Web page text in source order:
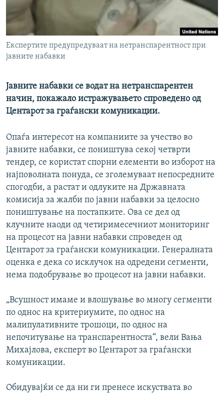
РСЕ веб страници
Експертите предупредуваат на нетранспарентност при
јавните набавки
Јавните набавки се водат на нетранспарентен
начин, покажало истражувањето спроведено од
Центарот за граѓански комуникации.
Опаѓа интересот на компаниите за учество во
јавните набавки, се поништува секој четврти
тендер, се користат спорни елементи во изборот на
најповолната понуда, се зголемуваат непосредните
спогодби, а растат и одлуките на Државната
комисија за жалби по јавни набавки за целосно
поништување на постапките. Овa се дел од
клучните наоди од четиримесечниот мониторинг
на процесот на јавни набавки спроведен од
Центарот за граѓански комуникации. Генералната
оценка е дека со исклучок на одредени сегменти,
нема подобрување во процесот на јавни набавки.
„Всушност имаме и влошување во многу сегменти
по однос на критериумите, по однос на
малипулативните трошоци, по однос на
непочитување на транспарентноста“, вели Вања
Михајлова, експерт во Центарот за граѓански
комуникации.
Обидувајќи се да ни ги пренесе искуствата во